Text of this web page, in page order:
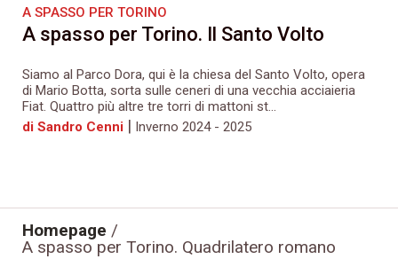
A SPASSO PER TORINO
A spasso per Torino. Il Santo Volto
Siamo al Parco Dora, qui è la chiesa del Santo Volto, opera
di Mario Botta, sorta sulle ceneri di una vecchia acciaieria
Fiat. Quattro più altre tre torri di mattoni st...
di Sandro Cenni | Inverno 2024 - 2025
Homepage /
A spasso per Torino. Quadrilatero romano